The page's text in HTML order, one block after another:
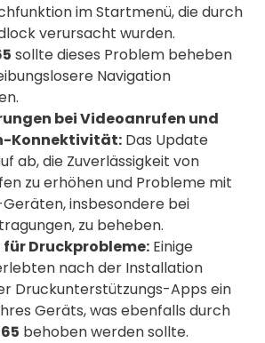
im Startmenü, die durch
verursacht wurden.
sollte dieses Problem beheben
Navigation
bei Videoanrufen und
Konnektivität: Das Update
ab, die Zuverlässigkeit von
zu erhöhen und Probleme mit
insbesondere bei
zu beheben.
für Druckprobleme: Einige
nach der Installation
Druckunterstützungs-Apps ein
Geräts, was ebenfalls durch
behoben werden sollte.